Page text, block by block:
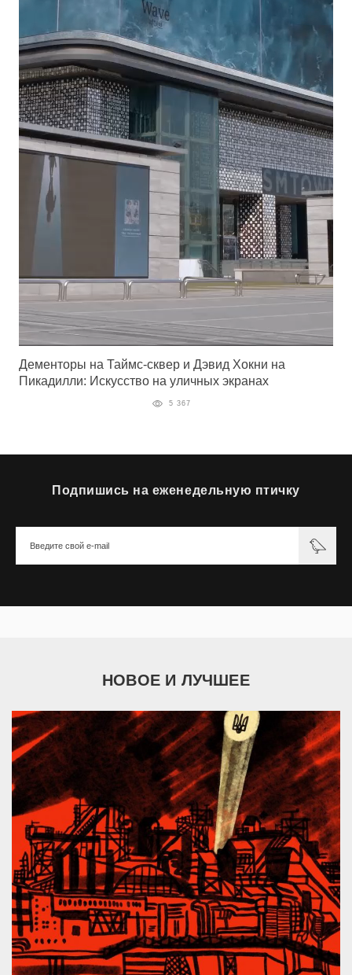
Дементоры на Таймс-сквер и Дэвид Хокни на
Пикадилли: Искусство на уличных экранах
5 367
Подпишись на еженедельную птичку
НОВОЕ И ЛУЧШЕЕ